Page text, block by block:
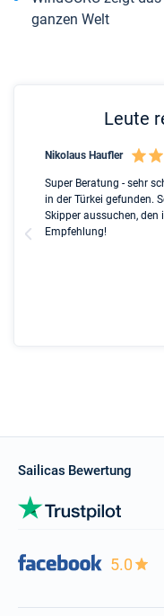
ganzen Welt
Leute
Nikolaus Haufler
Super Beratung - sehr
in der Türkei gefunden.
Skipper aussuchen,
Empfehlung!
Sailicas Bewertung
5.0